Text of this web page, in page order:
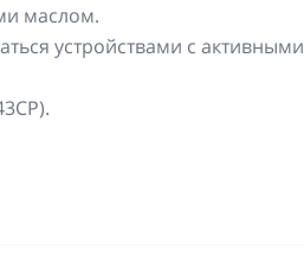
маслом.
устройствами с активными